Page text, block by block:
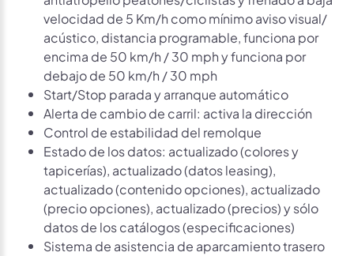
velocidad de 5 Km/h como mínimo aviso visual/
acústico, distancia programable, funciona por
encima de 50 km/h / 30 mph y funciona por
debajo de 50 km/h / 30 mph
Start/Stop parada y arranque automático
Alerta de cambio de carril: activa la dirección
Control de estabilidad del remolque
Estado de los datos: actualizado (colores y
tapicerías), actualizado (datos leasing),
actualizado (contenido opciones), actualizado
(precio opciones), actualizado (precios) y sólo
datos de los catálogos (especificaciones)
Sistema de asistencia de aparcamiento trasero